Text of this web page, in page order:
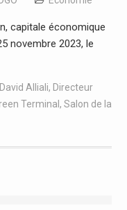
capitale économique
novembre 2023, le
David Alliali, Directeur
Terminal , Salon de la